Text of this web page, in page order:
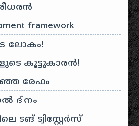
framework
ലോകം!
കൂട്ടുകാരൻ!
രേഫം
ദിനം
ടങ് ട്വിസ്റ്റേർസ്